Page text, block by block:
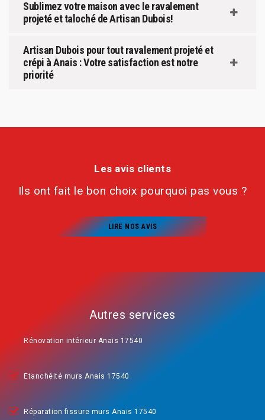
Sublimez votre maison avec le ravalement
projeté et taloché de Artisan Dubois!
Artisan Dubois pour tout ravalement projeté et
crépi à Anais : Votre satisfaction est notre
priorité
Les avis clients
Ils ont fait le bon choix pourquoi pas vous ?
LIRE NOS AVIS
Autres services
Rénovation intérieur Anais 17540
Etanchéité murs Anais 17540
Réparation fissure murs Anais 17540